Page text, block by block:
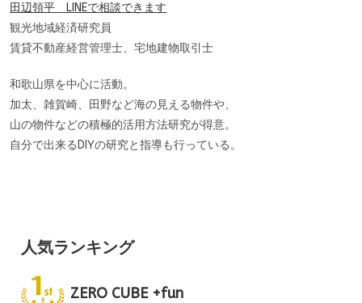
田辺領平 LINEで相談できます
観光地域経済研究員
賃貸不動産経営管理士、宅地建物取引士
和歌山県を中心に活動。
加太、雑賀崎、田野など海の見える物件や、
山の物件などの積極的活用方法研究が得意。
自分で出来るDIYの研究と指導も行っている。
人気ランキング
ZERO CUBE +fun